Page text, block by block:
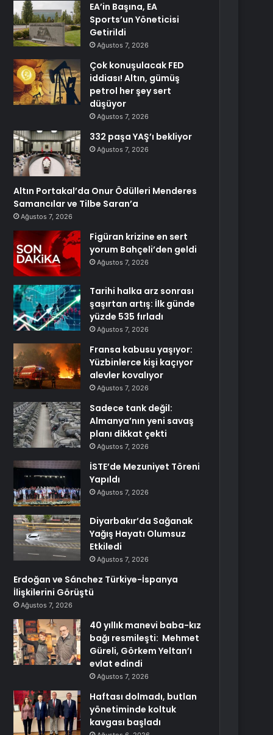
EA’in Başına, EA
Sports’un Yöneticisi
Getirildi
Ağustos 7, 2026
Çok konuşulacak FED
iddiası! Altın, gümüş
petrol her şey sert
düşüyor
Ağustos 7, 2026
332 paşa YAŞ’ı bekliyor
Ağustos 7, 2026
Altın Portakal’da Onur Ödülleri Menderes
Samancılar ve Tilbe Saran’a
Ağustos 7, 2026
Figüran krizine en sert
yorum Bahçeli’den geldi
Ağustos 7, 2026
Tarihi halka arz sonrası
şaşırtan artış: İlk günde
yüzde 535 fırladı
Ağustos 7, 2026
Fransa kabusu yaşıyor:
Yüzbinlerce kişi kaçıyor
alevler kovalıyor
Ağustos 7, 2026
Sadece tank değil:
Almanya’nın yeni savaş
planı dikkat çekti
Ağustos 7, 2026
İSTE’de Mezuniyet Töreni
Yapıldı
Ağustos 7, 2026
Diyarbakır’da Sağanak
Yağış Hayatı Olumsuz
Etkiledi
Ağustos 7, 2026
Erdoğan ve Sánchez Türkiye-İspanya
İlişkilerini Görüştü
Ağustos 7, 2026
40 yıllık manevi baba-kız
bağı resmileşti: Mehmet
Güreli, Görkem Yeltan’ı
evlat edindi
Ağustos 7, 2026
Haftası dolmadı, butlan
yönetiminde koltuk
kavgası başladı